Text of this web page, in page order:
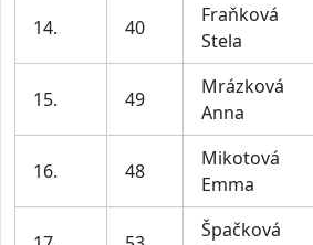
14. 40
Fraňková
Stela
15. 49
Mrázková
Anna
16. 48
Mikotová
Emma
Špačková